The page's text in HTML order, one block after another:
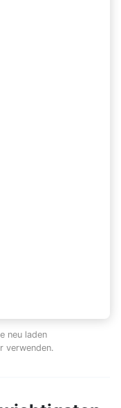
neu laden
verwenden.